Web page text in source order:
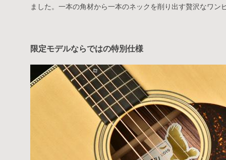
ました。一本の角材から一本のネックを削り出す贅沢なワン
限定モデルならではの特別仕様